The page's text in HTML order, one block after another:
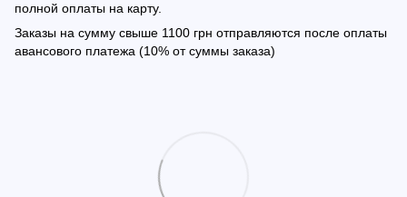
полной оплаты на карту.
Заказы на сумму свыше 1100 грн отправляются после оплаты
авансового платежа (10% от суммы заказа)